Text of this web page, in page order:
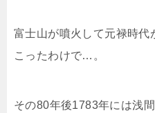
富士山が噴火して元禄時代
こったわけで…。
その80年後1783年には浅